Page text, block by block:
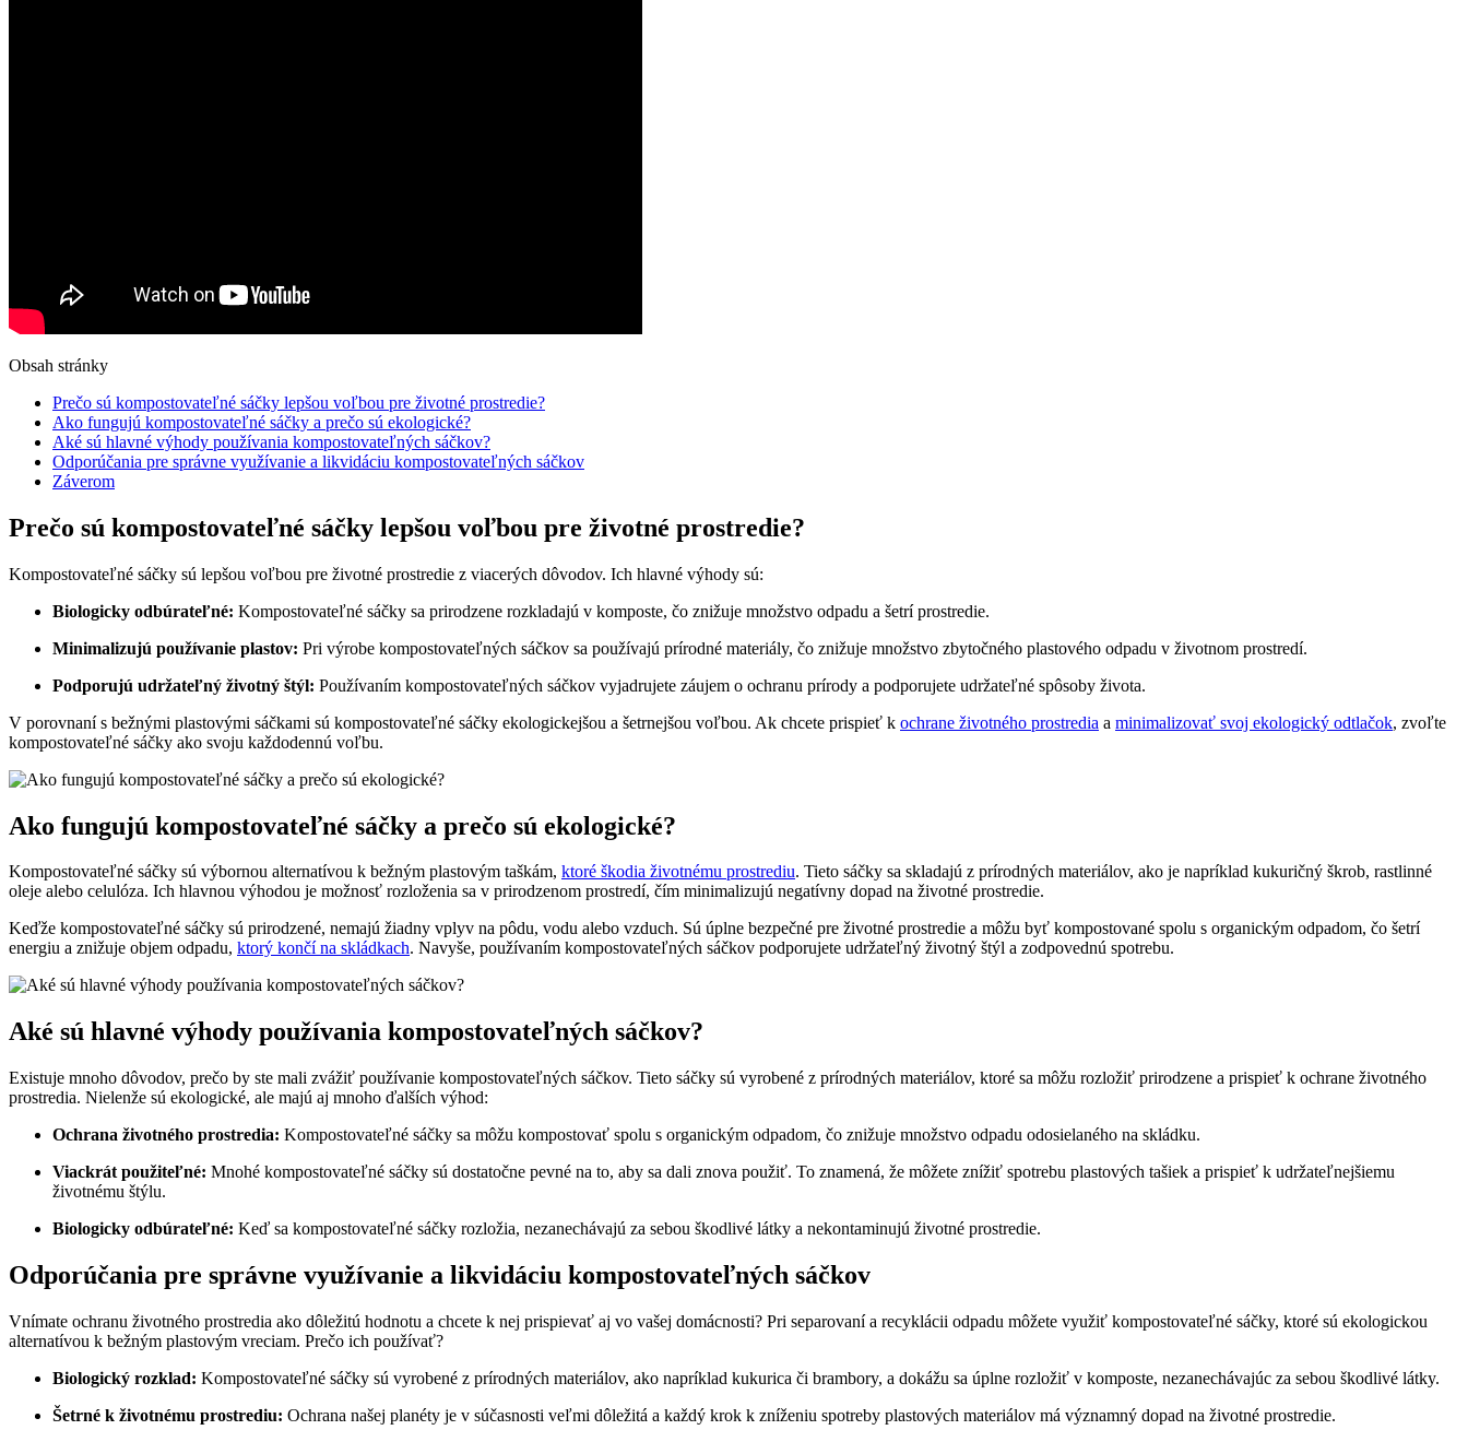
Obsah stránky
Prečo sú kompostovateľné sáčky lepšou voľbou pre životné prostredie?
Ako fungujú kompostovateľné sáčky a prečo sú ekologické?
Aké sú hlavné výhody používania kompostovateľných sáčkov?
Odporúčania pre správne využívanie a likvidáciu kompostovateľných sáčkov
Záverom
Prečo sú kompostovateľné sáčky lepšou voľbou pre životné prostredie?
Kompostovateľné sáčky sú lepšou voľbou pre životné prostredie z viacerých dôvodov. Ich hlavné výhody sú:
Biologicky odbúrateľné: Kompostovateľné sáčky sa prirodzene rozkladajú v komposte, čo znižuje množstvo odpadu a šetrí prostredie.
Minimalizujú používanie plastov: Pri výrobe kompostovateľných sáčkov sa používajú prírodné materiály, čo znižuje množstvo zbytočného plastového odpadu v životnom prostredí.
Podporujú udržateľný životný štýl: Používaním kompostovateľných sáčkov vyjadrujete záujem o ochranu prírody a podporujete udržateľné spôsoby života.
V porovnaní s bežnými plastovými sáčkami sú kompostovateľné sáčky ekologickejšou a šetrnejšou voľbou. Ak chcete prispieť k ochrane životného prostredia a minimalizovať svoj ekologický odtlačok, zvoľte
kompostovateľné sáčky ako svoju každodennú voľbu.
Ako fungujú kompostovateľné sáčky a prečo sú ekologické?
Kompostovateľné sáčky sú výbornou alternatívou k bežným plastovým taškám, ktoré škodia životnému prostrediu. Tieto sáčky sa skladajú z prírodných materiálov, ako je napríklad kukuričný škrob, rastlinné
oleje alebo celulóza. Ich hlavnou výhodou je možnosť rozloženia sa v prirodzenom prostredí, čím minimalizujú negatívny dopad na životné prostredie.
Keďže kompostovateľné sáčky sú prirodzené, nemajú žiadny vplyv na pôdu, vodu alebo vzduch. Sú úplne bezpečné pre životné prostredie a môžu byť kompostované spolu s organickým odpadom, čo šetrí
energiu a znižuje objem odpadu, ktorý končí na skládkach. Navyše, používaním kompostovateľných sáčkov podporujete udržateľný životný štýl a zodpovednú spotrebu.
Aké sú hlavné výhody používania kompostovateľných sáčkov?
Existuje mnoho dôvodov, prečo by ste mali zvážiť používanie kompostovateľných sáčkov. Tieto sáčky sú vyrobené z prírodných materiálov, ktoré sa môžu rozložiť prirodzene a prispieť k ochrane životného
prostredia. Nielenže sú ekologické, ale majú aj mnoho ďalších výhod:
Ochrana životného prostredia: Kompostovateľné sáčky sa môžu kompostovať spolu s organickým odpadom, čo znižuje množstvo odpadu odosielaného na skládku.
Viackrát použiteľné: Mnohé kompostovateľné sáčky sú dostatočne pevné na to, aby sa dali znova použiť. To znamená, že môžete znížiť spotrebu plastových tašiek a prispieť k udržateľnejšiemu
životnému štýlu.
Biologicky odbúrateľné: Keď sa kompostovateľné sáčky rozložia, nezanechávajú za sebou škodlivé látky a nekontaminujú životné prostredie.
Odporúčania pre správne využívanie a likvidáciu kompostovateľných sáčkov
Vnímate ochranu životného prostredia ako dôležitú hodnotu a chcete k nej prispievať aj vo vašej domácnosti? Pri separovaní a recyklácii odpadu môžete využiť kompostovateľné sáčky, ktoré sú ekologickou
alternatívou k bežným plastovým vreciam. Prečo ich používať?
Biologický rozklad: Kompostovateľné sáčky sú vyrobené z prírodných materiálov, ako napríklad kukurica či brambory, a dokážu sa úplne rozložiť v komposte, nezanechávajúc za sebou škodlivé látky.
Šetrné k životnému prostrediu: Ochrana našej planéty je v súčasnosti veľmi dôležitá a každý krok k zníženiu spotreby plastových materiálov má významný dopad na životné prostredie.